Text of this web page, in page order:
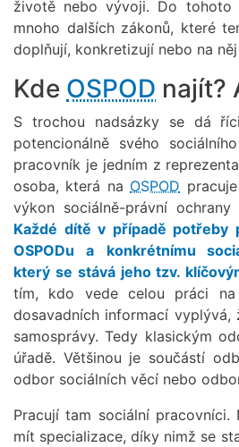
životě nebo vývoji. Do tohoto
mnoho dalších zákonů, které
doplňují, konkretizují nebo na
Kde OSPOD najít?
S trochou nadsázky se dá
potencionálně svého
pracovník je jedním z
osoba, která na OSPOD
výkon sociálně-právní
Každé dítě v případě potřeby
OSPODu a
konkrétnímu
který se stává jeho tzv.
tím, kdo vede celou práci
dosavadních informací vyplývá,
samosprávy. Tedy klasickým
úřadě. Většinou je součástí
odbor sociálních věcí nebo
Pracují tam sociální pracovníci.
mít specializace, díky nimž se